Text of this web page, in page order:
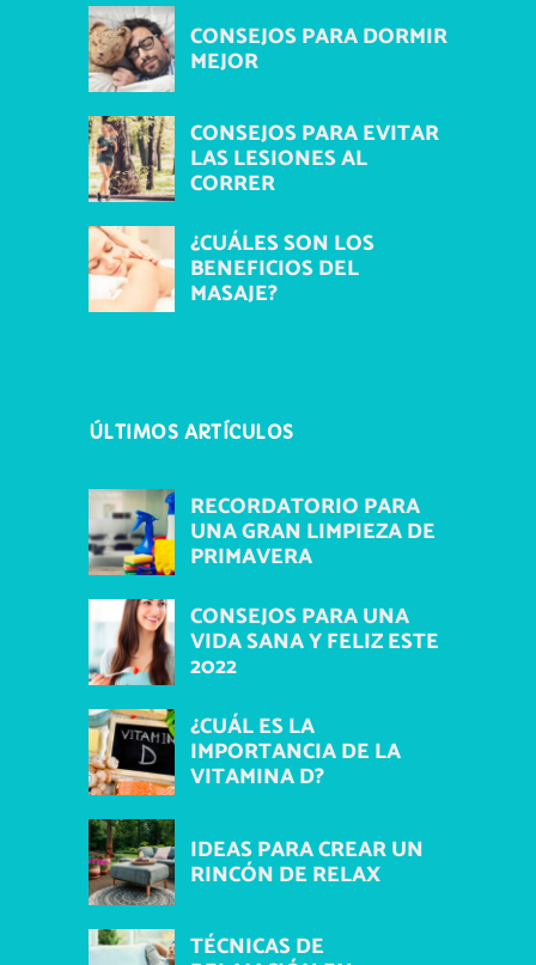
CONSEJOS PARA DORMIR
MEJOR
CONSEJOS PARA EVITAR
LAS LESIONES AL
CORRER
¿CUÁLES SON LOS
BENEFICIOS DEL
MASAJE?
ÚLTIMOS ARTÍCULOS
RECORDATORIO PARA
UNA GRAN LIMPIEZA DE
PRIMAVERA
CONSEJOS PARA UNA
VIDA SANA Y FELIZ ESTE
2022
¿CUÁL ES LA
IMPORTANCIA DE LA
VITAMINA D?
IDEAS PARA CREAR UN
RINCÓN DE RELAX
TÉCNICAS DE